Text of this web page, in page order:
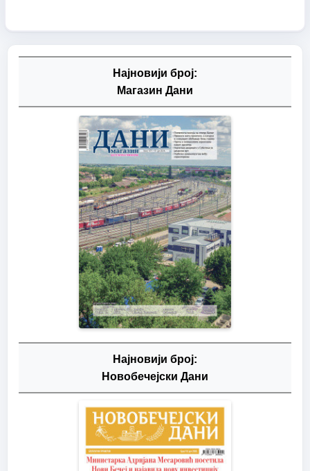
Најновији број:
Магазин Дани
Најновији број:
Новобечејски Дани